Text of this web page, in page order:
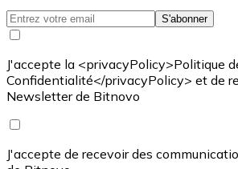
S'abonner
J'accepte la <privacyPolicy>Politique
Confidentialité</privacyPolicy> et de
Newsletter de Bitnovo
J'accepte de recevoir des